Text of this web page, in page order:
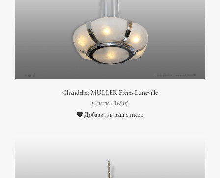
Chandelier MULLER Frères Luneville
Ссылка: 16505
Добавить в ваш список